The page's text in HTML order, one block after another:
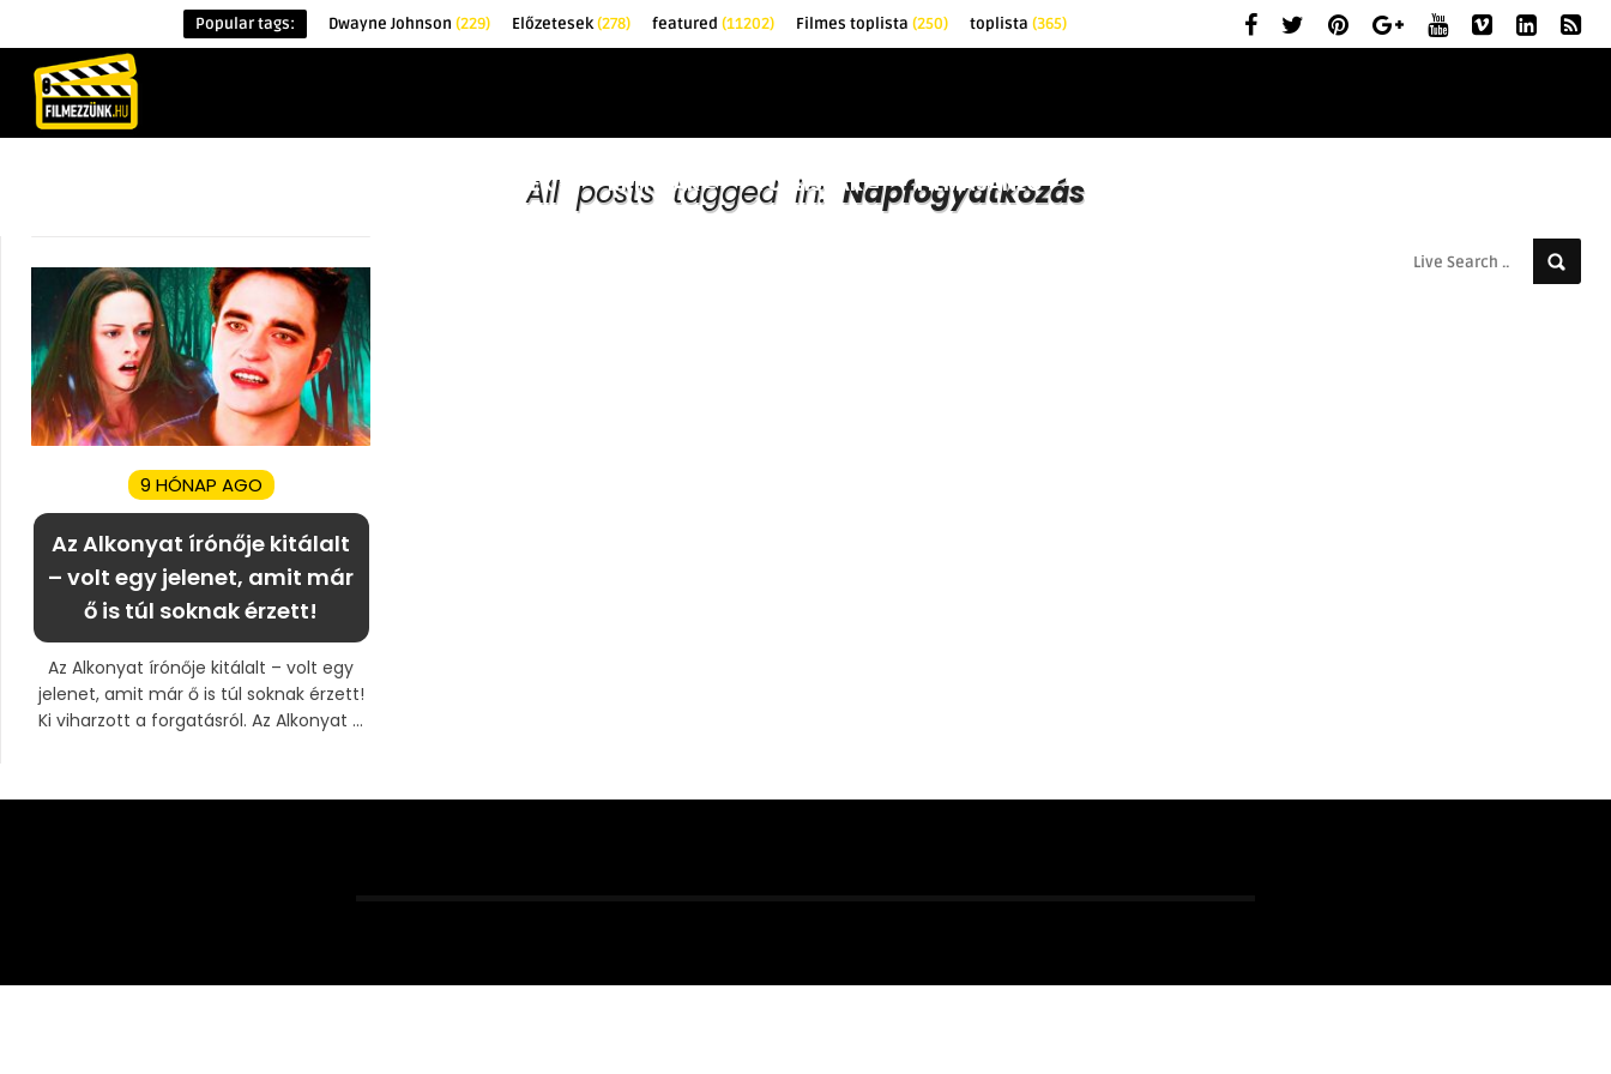
Popular tags: Dwayne Johnson (229) Előzetesek(278) featured (11202) Filmes toplista (250) toplista (365)
ÉRDEKESSÉGEK KRITIKÁK TOPLISTÁK FILMAJÁNLÓ
All posts tagged in: Napfogyatkozás
9 HÓNAP AGO
Az Alkonyat írónője kitálalt
– volt egy jelenet, amit már
ő is túl soknak érzett!
Az Alkonyat írónője kitálalt – volt egy
jelenet, amit már ő is túl soknak érzett!
Ki viharzott a forgatásról. Az Alkonyat ...